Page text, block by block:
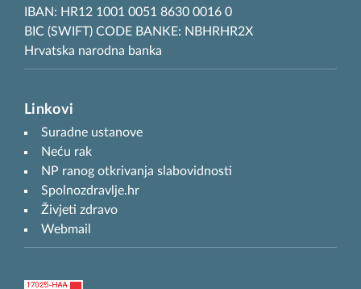
IBAN: HR12 1001 0051 8630 0016 0
BIC (SWIFT) CODE BANKE: NBHRHR2X
Hrvatska narodna banka
Linkovi
Suradne ustanove
Neću rak
NP ranog otkrivanja slabovidnosti
Spolnozdravlje.hr
Živjeti zdravo
Webmail